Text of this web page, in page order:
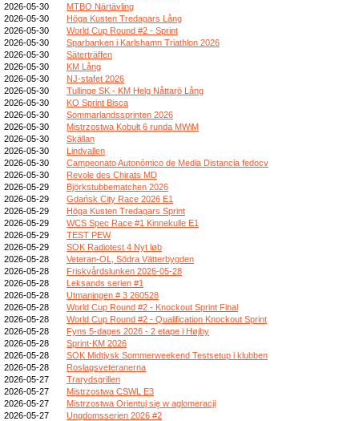
2026-05-30
MTBO Närtävling
2026-05-30
Höga Kusten Tredagars Lång
2026-05-30
World Cup Round #2 - Sprint
2026-05-30
Sparbanken i Karlshamn Triathlon 2026
2026-05-30
Säterträffen
2026-05-30
KM Lång
2026-05-30
NJ-stafet 2026
2026-05-30
Tullinge SK - KM Helg Nåttarö Lång
2026-05-30
KO Sprint Bisca
2026-05-30
Sommarlandssprinten 2026
2026-05-30
Mistrzostwa Kobułt 6 runda MWiM
2026-05-30
Skällan
2026-05-30
Lindvallen
2026-05-30
Campeonato Autonómico de Media Distancia fedocv
2026-05-30
Revole des Chirats MD
2026-05-29
Björkstubbematchen 2026
2026-05-29
Gdańsk City Race 2026 E1
2026-05-29
Höga Kusten Tredagars Sprint
2026-05-29
WCS Spec Race #1 Kinnekulle E1
2026-05-29
TEST PEW
2026-05-29
SOK Radiotest 4 Nyt løb
2026-05-28
Veteran-OL, Södra Vätterbygden
2026-05-28
Friskvårdslunken 2026-05-28
2026-05-28
Leksands serien #1
2026-05-28
Utmaningen # 3 260528
2026-05-28
World Cup Round #2 - Knockout Sprint Final
2026-05-28
World Cup Round #2 - Qualification Knockout Sprint
2026-05-28
Fyns 5-dages 2026 - 2 etape i Højby
2026-05-28
Sprint-KM 2026
2026-05-28
SOK Midtjysk Sommerweekend Testsetup i klubben
2026-05-28
Roslagsveteranerna
2026-05-27
Trarydsgrillen
2026-05-27
Mistrzostwa CSWL E3
2026-05-27
Mistrzostwa Orientuj się w aglomeracji
2026-05-27
Ungdomsserien 2026 #2